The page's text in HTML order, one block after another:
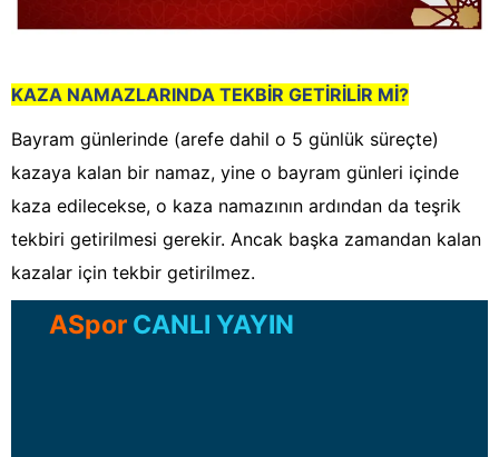
KAZA NAMAZLARINDA TEKBİR GETİRİLİR Mİ?
Bayram günlerinde (arefe dahil o 5 günlük süreçte)
kazaya kalan bir namaz, yine o bayram günleri içinde
kaza edilecekse, o kaza namazının ardından da teşrik
tekbiri getirilmesi gerekir. Ancak başka zamandan kalan
kazalar için tekbir getirilmez.
ASpor CANLI YAYIN